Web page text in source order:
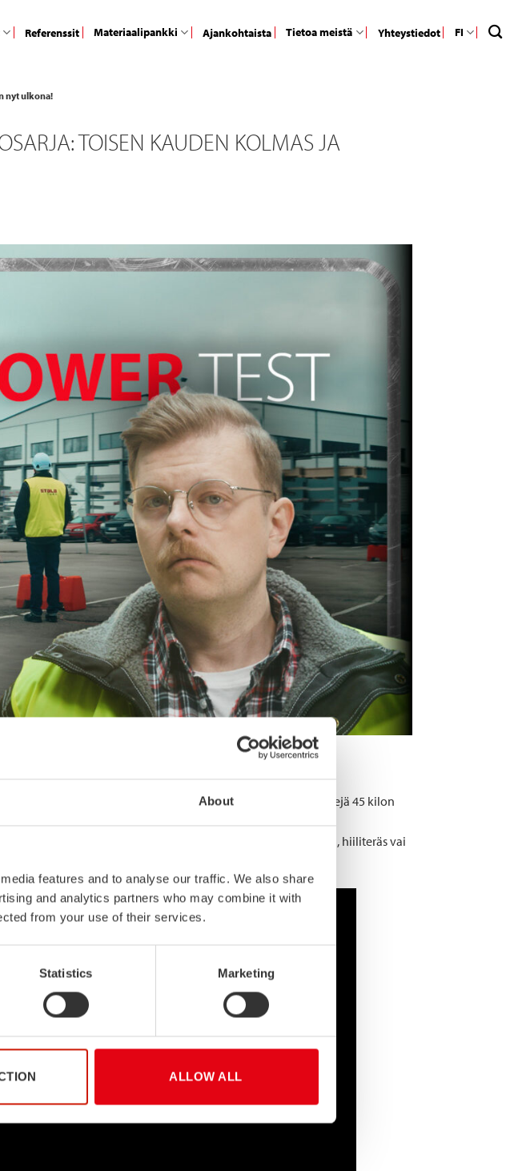
About
features and to analyse our traffic. We also share
and analytics partners who may combine it with
from your use of their services.
Statistics Marketing
ALLOW ALL
Referenssit Materiaalipankki Ajankohtaista Tietoa meistä Yhteystiedot FI
nyt ulkona!
TOISEN KAUDEN KOLMAS JA
He palaavat LUT-yliopistoon suorittamaan pudotustestejä 45 kilon
Lopuksi parivaljakko tekee henkeäsalpaavan tosielämän
vaikutusta teräskaarirakenteiden päälle. Kumpi kestää, hiiliteräs vai